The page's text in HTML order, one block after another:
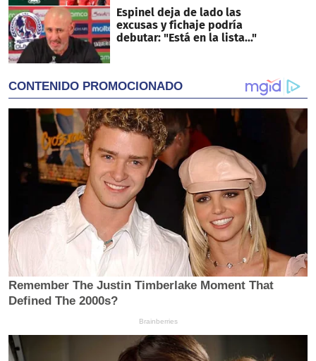
Espinel deja de lado las
excusas y fichaje podría
debutar: "Está en la lista..."